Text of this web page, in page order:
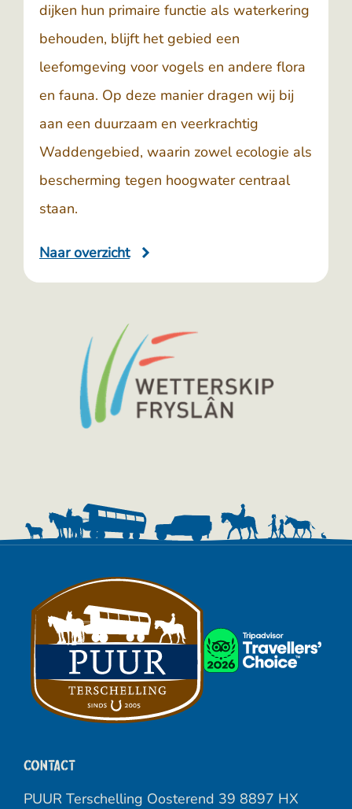
dijken hun primaire functie als waterkering
behouden, blijft het gebied een
leefomgeving voor vogels en andere flora
en fauna. Op deze manier dragen wij bij
aan een duurzaam en veerkrachtig
Waddengebied, waarin zowel ecologie als
bescherming tegen hoogwater centraal
staan.
Naar overzicht
Contact
PUUR Terschelling Oosterend 39 8897 HX